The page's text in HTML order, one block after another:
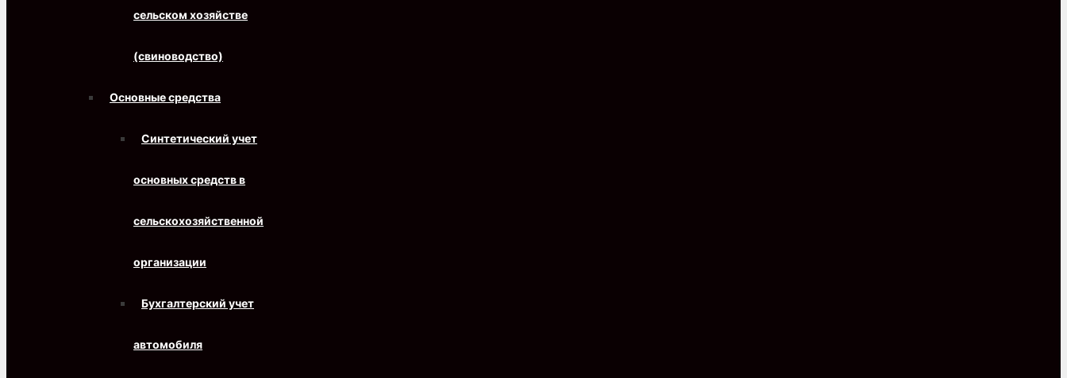
сельском хозяйстве
(свиноводство)
Основные средства
Синтетический учет
основных средств в
сельскохозяйственной
организации
Бухгалтерский учет
автомобиля